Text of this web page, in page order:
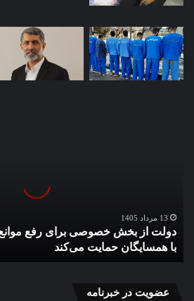
تولید
توسعه
تجارت
همسایگان
13 مرداد 1405
دولت از بخش خصوصی برای رفع موانع
با همسایگان حمایت می‌کند
عضویت در خبرنامه